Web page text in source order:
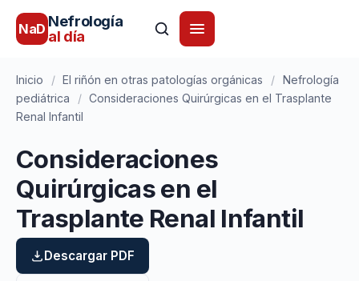
NaD Nefrología
al día
Inicio / El riñón en otras patologías orgánicas / Nefrología
pediátrica
/ Consideraciones Quirúrgicas en el Trasplante
Renal Infantil
Consideraciones
Quirúrgicas en el
Trasplante Renal Infantil
Descargar PDF